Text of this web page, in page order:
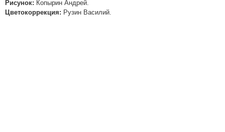
Рисунок: Копырин Андрей.
Цветокоррекция: Рузин Василий.